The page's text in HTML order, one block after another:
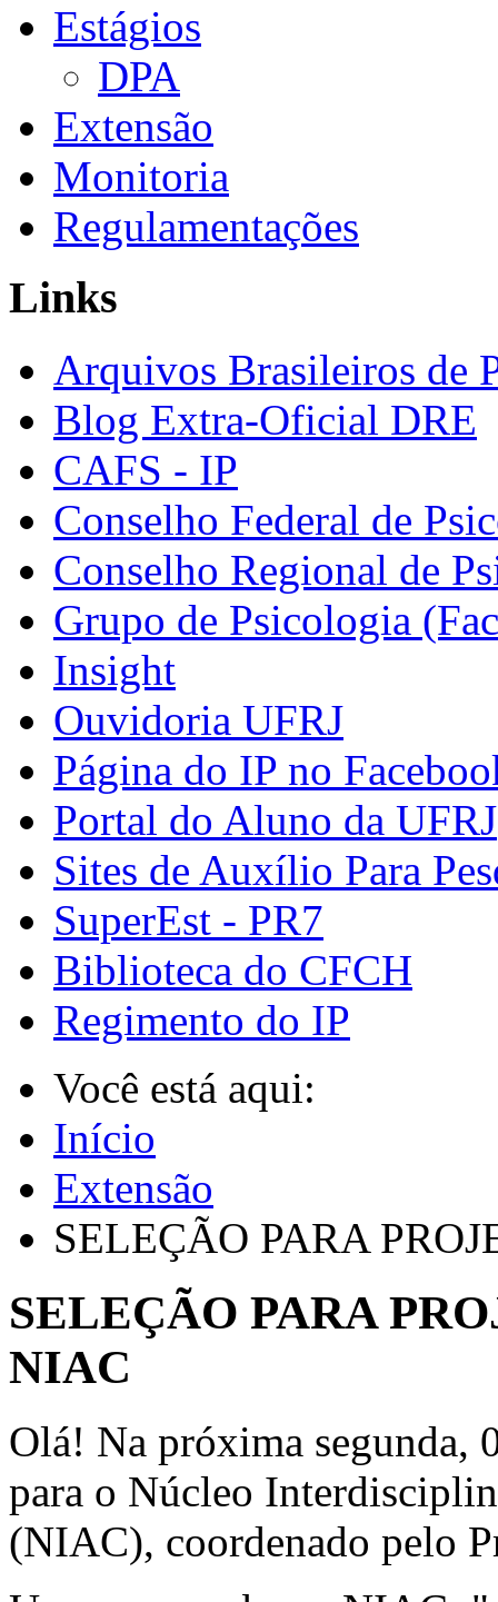
Estágios
DPA
Extensão
Monitoria
Regulamentações
Links
Arquivos Brasileiros de
Blog Extra-Oficial DRE
CAFS - IP
Conselho Federal de
Conselho Regional de
Grupo de Psicologia
Insight
Ouvidoria UFRJ
Página do IP no
Portal do Aluno da UFRJ
Sites de Auxílio Para
SuperEst - PR7
Biblioteca do CFCH
Regimento do IP
Você está aqui:
Início
Extensão
SELEÇÃO PARA
SELEÇÃO PARA
NIAC
Olá! Na próxima segunda,
para o Núcleo
(NIAC), coordenado pelo